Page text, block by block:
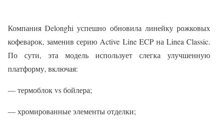
Компания Delonghi успешно обновила линейку рожковых
кофеварок, заменив серию Active Line ECP на Linea Classic.
По сути, эта модель использует слегка улучшенную
платформу, включая:
— термоблок vs бойлера;
— хромированные элементы отделки;